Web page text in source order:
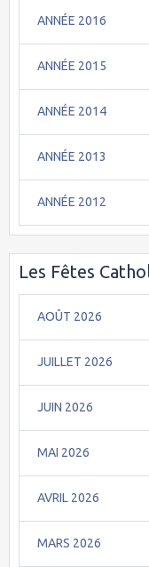
ANNÉE 2016
ANNÉE 2015
ANNÉE 2014
ANNÉE 2013
ANNÉE 2012
Les Fêtes
AOÛT 2026
JUILLET 2026
JUIN 2026
MAI 2026
AVRIL 2026
MARS 2026